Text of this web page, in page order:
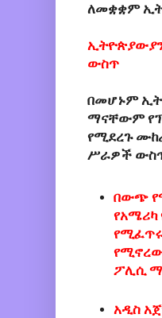
ለመቋቋም
ውስጥ
በመሆኑም
ማናቸውም
የሚደረጉ
ሥራዎች
በውጭ
ፖሊሲ
አዲስ